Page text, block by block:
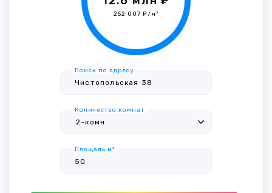
252 007 ₽/м²
Поиск по адресу
Количество комнат
Площадь м²